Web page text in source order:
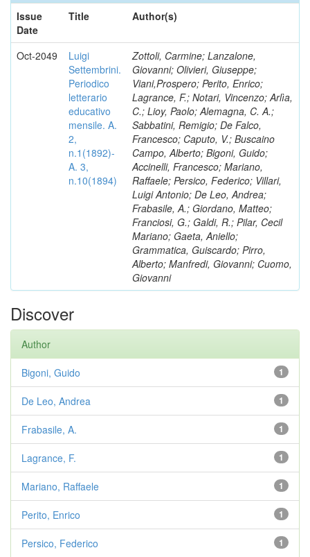
Issue
Date
Title Author(s)
Oct-2049
Luigi
Settembrini.
Periodico
letterario
educativo
mensile. A.
2,
n.1(1892)-
A. 3,
n.10(1894)
Zottoli, Carmine; Lanzalone,
Giovanni; Olivieri, Giuseppe;
Viani,Prospero; Perito, Enrico;
Lagrance, F.; Notari, Vincenzo; Arlìa,
C.; Lioy, Paolo; Alemagna, C. A.;
Sabbatini, Remigio; De Falco,
Francesco; Caputo, V.; Buscaino
Campo, Alberto; Bigoni, Guido;
Accinelli, Francesco; Mariano,
Raffaele; Persico, Federico; Villari,
Luigi Antonio; De Leo, Andrea;
Frabasile, A.; Giordano, Matteo;
Franciosi, G.; Galdi, R.; Pilar, Cecil
Mariano; Gaeta, Aniello;
Grammatica, Guiscardo; Pirro,
Alberto; Manfredi, Giovanni; Cuomo,
Giovanni
Discover
Author
1
Bigoni, Guido
1
De Leo, Andrea
1
Frabasile, A.
1
Lagrance, F.
1
Mariano, Raffaele
1
Perito, Enrico
1
Persico, Federico